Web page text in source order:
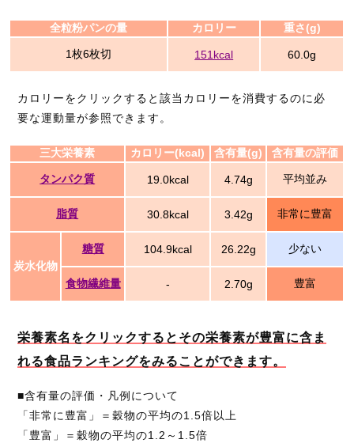
全粒粉パンの量 カロリー 重さ(g)
1枚6枚切 151kcal 60.0g
カロリーをクリックすると該当カロリーを消費するのに必
要な運動量が参照できます。
三大栄養素 カロリー(kcal) 含有量(g) 含有量の評価
タンパク質 19.0kcal 4.74g 平均並み
脂質 30.8kcal 3.42g 非常に豊富
炭水化物
糖質 104.9kcal 26.22g 少ない
食物繊維量 - 2.70g 豊富
栄養素名をクリックするとその栄養素が豊富に含ま
れる食品ランキングをみることができます。
■含有量の評価・凡例について
「非常に豊富」＝穀物の平均の1.5倍以上
「豊富」＝穀物の平均の1.2～1.5倍